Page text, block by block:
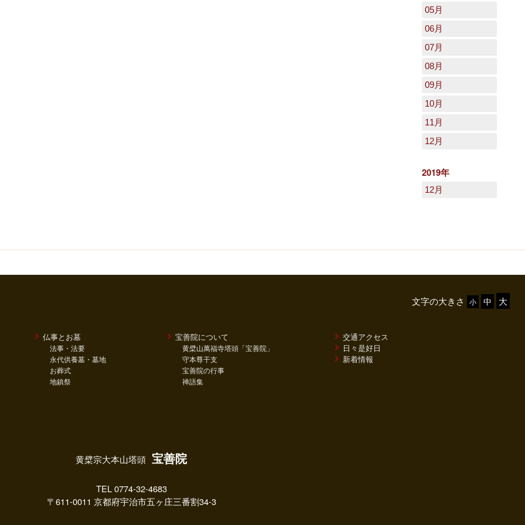
05月
06月
07月
08月
09月
10月
11月
12月
2019年
12月
文字の大きさ
仏事とお墓
法事・法要
永代供養墓・墓地
お葬式
地鎮祭
宝善院について
黄檗山萬福寺塔頭「宝善院」
守本尊干支
宝善院の行事
禅語集
交通アクセス
日々是好日
新着情報
黄檗宗大本山塔頭 宝善院
TEL 0774-32-4683
〒611-0011 京都府宇治市五ヶ庄三番割34-3